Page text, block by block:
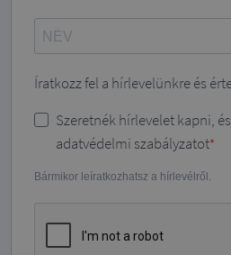
Íratkozz fel a hírlevelünkre és
Szeretnék hírlevelet kapni,
adatvédelmi szabályzatot
Bármikor leíratkozhatsz a hírlevélről.